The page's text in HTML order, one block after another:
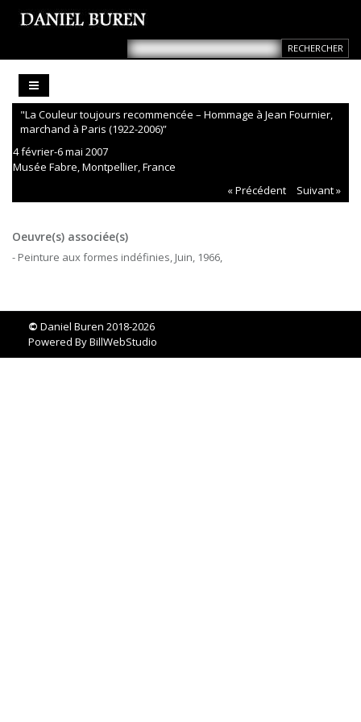
"La Couleur toujours recommencée – Hommage à Jean Fournier,
marchand à Paris (1922-2006)”
4 février-6 mai 2007
Musée Fabre, Montpellier, France
« Précédent
Suivant »
Oeuvre(s) associée(s)
- Peinture aux formes indéfinies, Juin, 1966,
© Daniel Buren 2018-2026
Powered ByBillWebStudio